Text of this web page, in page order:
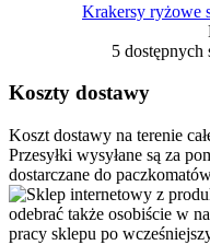
Krakersy ryżowe
5 dostępnych
Koszty dostawy
Koszt dostawy na terenie
Przesyłki wysyłane są za
dostarczane do
odebrać także osobiście w
pracy sklepu po